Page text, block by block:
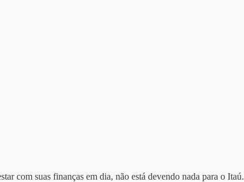
com suas finanças em dia, não está devendo nada para o Itaú.